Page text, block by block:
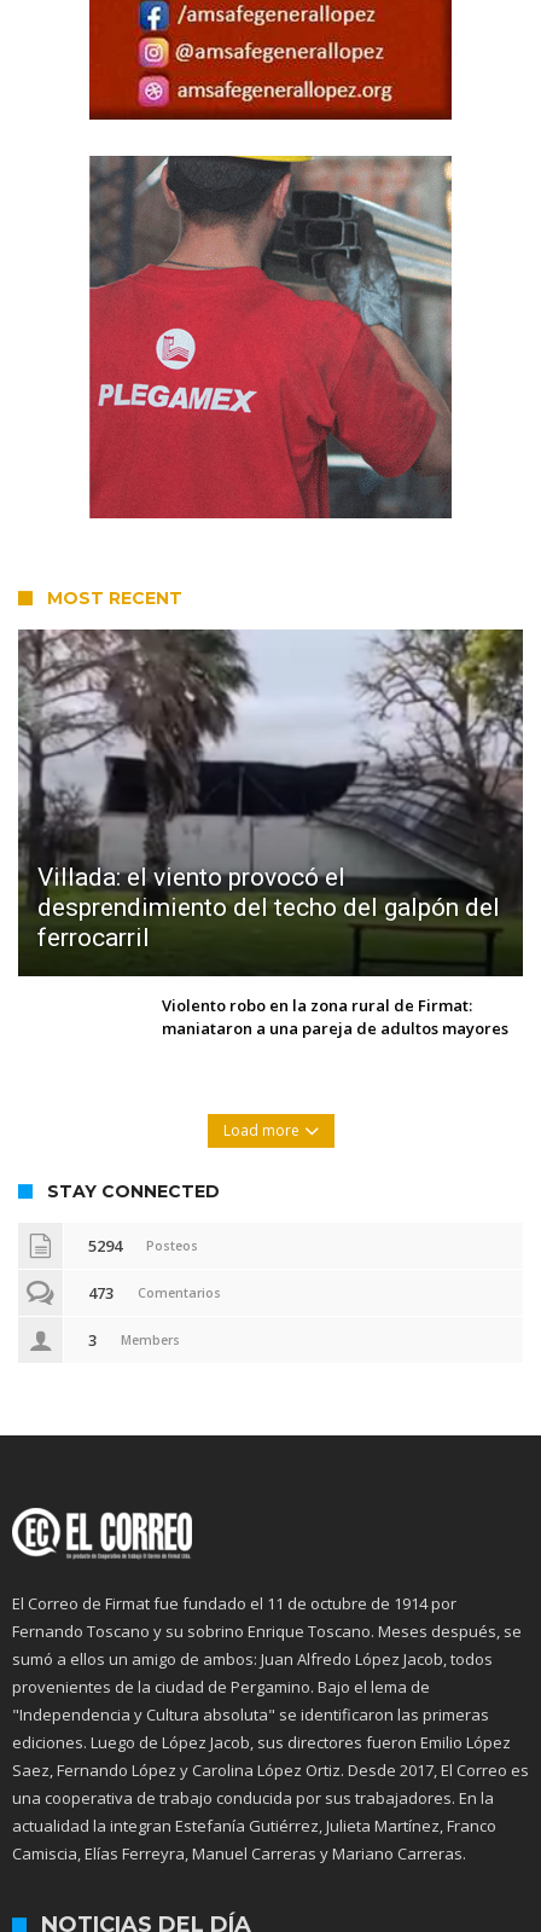
MOST RECENT
Villada: el viento provocó el
desprendimiento del techo del galpón del
ferrocarril
Violento robo en la zona rural de Firmat:
maniataron a una pareja de adultos mayores
Load more
STAY CONNECTED
5294 Posteos
473 Comentarios
3 Members
El Correo de Firmat fue fundado el 11 de octubre de 1914 por
Fernando Toscano y su sobrino Enrique Toscano. Meses después, se
sumó a ellos un amigo de ambos: Juan Alfredo López Jacob, todos
provenientes de la ciudad de Pergamino. Bajo el lema de
"Independencia y Cultura absoluta" se identificaron las primeras
ediciones. Luego de López Jacob, sus directores fueron Emilio López
Saez, Fernando López y Carolina López Ortiz. Desde 2017, El Correo es
una cooperativa de trabajo conducida por sus trabajadores. En la
actualidad la integran Estefanía Gutiérrez, Julieta Martínez, Franco
Camiscia, Elías Ferreyra, Manuel Carreras y Mariano Carreras.
NOTICIAS DEL DÍA